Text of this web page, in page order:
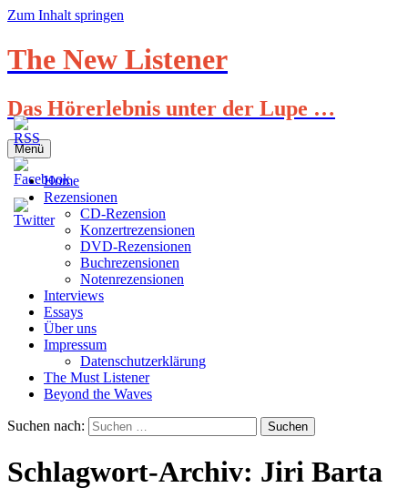
Zum Inhalt springen
The New Listener
Das Hörerlebnis unter der Lupe …
Menü
Home
Rezensionen
CD-Rezension
Konzertrezensionen
DVD-Rezensionen
Buchrezensionen
Notenrezensionen
Interviews
Essays
Über uns
Impressum
Datenschutzerklärung
The Must Listener
Beyond the Waves
Suchen nach:
Schlagwort-Archiv: Jiri Barta